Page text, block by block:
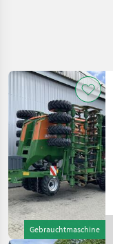
Gebrauchtmaschine